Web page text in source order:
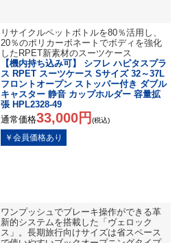
リサイクルペットボトルを80％活用し、
20％のポリカーボネートでボディを強化
したRPET新素材のスーツケース
【機内持ち込み可】 シフレ ハピタスプラ
ス RPET スーツケース Sサイズ 32～37L
フロントオープン ストッパー付き ダブル
キャスター 静音 カップホルダー 容量拡
張 HPL2328-49
通常価格33,000円 (税込)
ワンプッシュでブレーキ操作ができる革
新的システムを搭載した「ヴェロック
ス」。長期旅行向けサイズは省スペース